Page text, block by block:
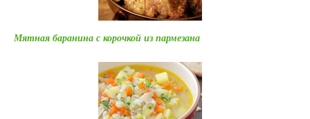
Мятная баранина с корочкой из пармезана